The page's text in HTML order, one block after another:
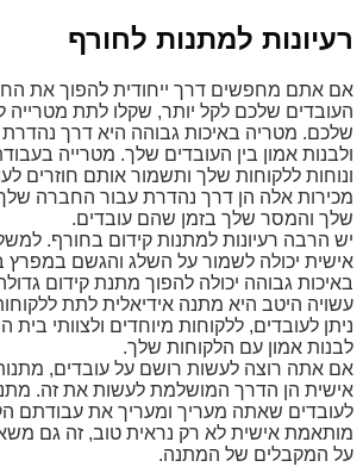
רעיונות למתנות לחורף
אם אתם מחפשים דרך ייחודית להפוך את
העובדים שלכם לקל יותר, שקלו לתת מטרייה
שלכם. מטריה באיכות גבוהה היא דרך
ולבנות אמון בין העובדים שלך. מטרייה
ונוחות ללקוחות שלך ותשמור אותם חוזרים
מכירות אלה הן דרך נהדרת עבור החברה
שלך והמסר שלך בזמן שהם עובדים.
יש הרבה רעיונות למתנות קידום בחורף.
אישית יכולה לשמור על השלג והגשם
באיכות גבוהה יכולה להפוך מתנת קידום
עשויה היטב היא מתנה אידיאלית לתת
ניתן לעובדים, ללקוחות מיוחדים ולצוותי
לבנות אמון עם הלקוחות שלך.
אם אתה רוצה לעשות רושם על עובדים,
אישית הן הדרך המושלמת לעשות את זה.
לעובדים שאתה מעריך ומעריך את עבודתם
מותאמת אישית לא רק נראית טוב, זה גם
על המקבלים של המתנה.